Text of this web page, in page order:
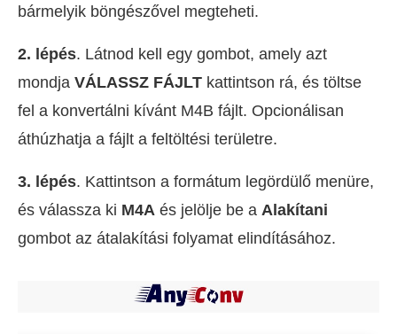
bármelyik böngészővel megteheti.
2. lépés. Látnod kell egy gombot, amely azt
mondja VÁLASSZ FÁJLT kattintson rá, és töltse
fel a konvertálni kívánt M4B fájlt. Opcionálisan
áthúzhatja a fájlt a feltöltési területre.
3. lépés. Kattintson a formátum legördülő menüre,
és válassza ki M4A és jelölje be a Alakítani
gombot az átalakítási folyamat elindításához.